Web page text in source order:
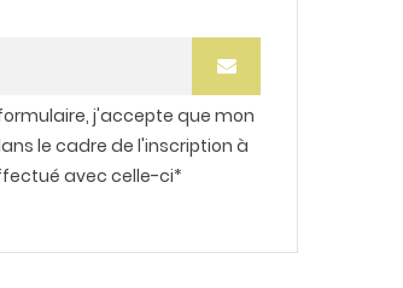
j'accepte que mon
le cadre de l'inscription à
avec celle-ci*